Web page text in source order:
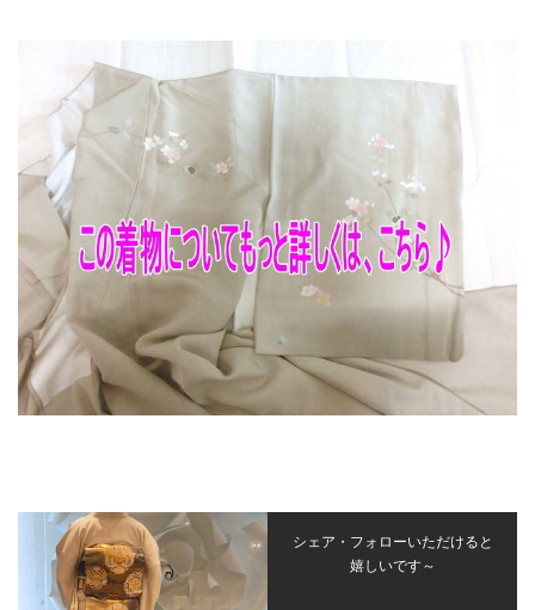
シェア・フォローいただけると
嬉しいです～